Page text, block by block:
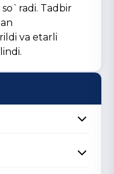
so`radi. Tadbir
va etarli